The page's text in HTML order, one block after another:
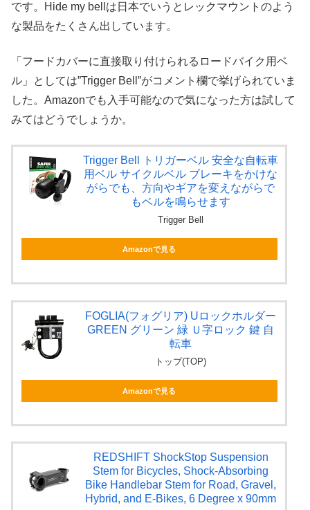
です。Hide my bellは日本でいうとレックマウントのよう
な製品をたくさん出しています。
「フードカバーに直接取り付けられるロードバイク用ベ
ル」としては”Trigger Bell”がコメント欄で挙げられていま
した。Amazonでも入手可能なので気になった方は試して
みてはどうでしょうか。
Trigger Bell トリガーベル 安全な自転車
用ベル サイクルベル ブレーキをかけな
がらでも、方向やギアを変えながらで
もベルを鳴らせます
Trigger Bell
Amazonで見る
FOGLIA(フォグリア) Uロックホルダー
GREEN グリーン 緑 Ｕ字ロック 鍵 自
転車
トップ(TOP)
Amazonで見る
REDSHIFT ShockStop Suspension
Stem for Bicycles, Shock-Absorbing
Bike Handlebar Stem for Road, Gravel,
Hybrid, and E-Bikes, 6 Degree x 90mm